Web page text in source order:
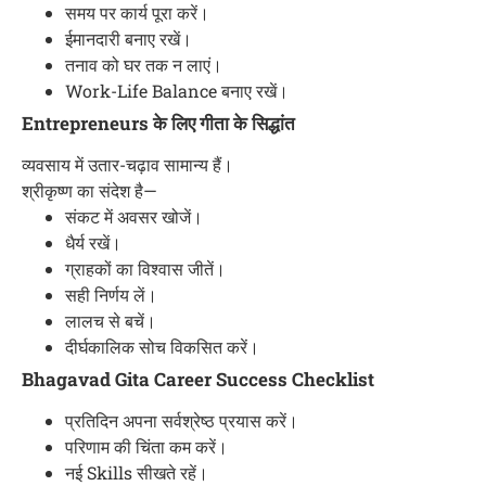
समय पर कार्य पूरा करें।
ईमानदारी बनाए रखें।
तनाव को घर तक न लाएं।
Work-Life Balance बनाए रखें।
Entrepreneurs के लिए गीता के सिद्धांत
व्यवसाय में उतार-चढ़ाव सामान्य हैं।
श्रीकृष्ण का संदेश है—
संकट में अवसर खोजें।
धैर्य रखें।
ग्राहकों का विश्वास जीतें।
सही निर्णय लें।
लालच से बचें।
दीर्घकालिक सोच विकसित करें।
Bhagavad Gita Career Success Checklist
प्रतिदिन अपना सर्वश्रेष्ठ प्रयास करें।
परिणाम की चिंता कम करें।
नई Skills सीखते रहें।